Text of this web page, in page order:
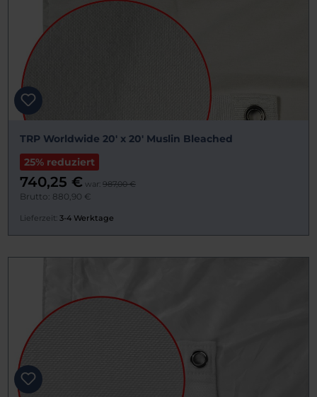
TRP Worldwide 20' x 20' Muslin Bleached
25% reduziert
740,25 € war: 987,00 €
Brutto: 880,90 €
Lieferzeit: 3-4 Werktage